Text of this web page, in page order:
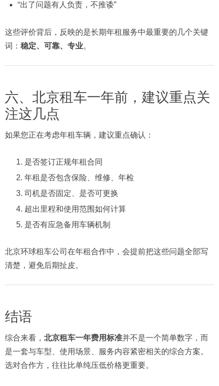
“出了问题有人负责，不推诿”
这些评价背后，反映的是长期年租服务中最重要的几个关键
词： 稳定、可靠、专业。
六、北京租车一年前，建议重点关
注这几点
如果您正在考虑年租车辆，建议重点确认：
是否签订正规年租合同
年租是否包含保险、维修、年检
司机是否固定、是否可更换
超出里程和使用范围如何计算
是否有应急备用车辆机制
北京环球租车公司在年租合作中，会提前把这些问题全部写
清楚，避免后期扯皮。
结语
综合来看， 北京租车一年费用标准并不是一个简单数字，而
是一套与车型、使用场景、服务内容紧密相关的综合方案。
选对合作方，往往比单纯压低价格更重要。